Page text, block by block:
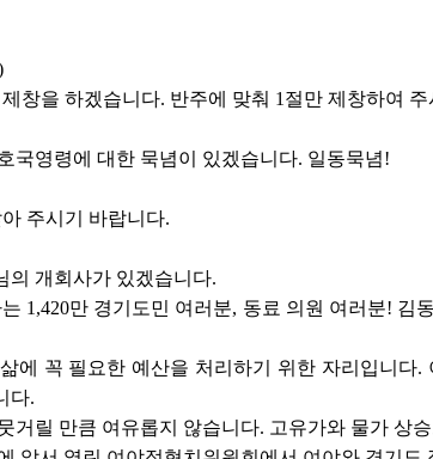
창을 하겠습니다. 반주에 맞춰 1절만 제창하여
국영령에 대한 묵념이 있겠습니다. 일동묵념!
주시기 바랍니다.
의 개회사가 있겠습니다.
1,420만 경기도민 여러분, 동료 의원 여러분!
에 꼭 필요한 예산을 처리하기 위한 자리입니
다.
거릴 만큼 여유롭지 않습니다. 고유가와 물가 상